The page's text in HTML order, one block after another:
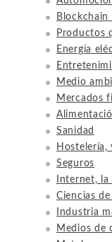
Productos
Energía
Medio
Mercados
Sanidad
Hostelería,
Seguros
Internet,
Ciencias
Industria
Medios de